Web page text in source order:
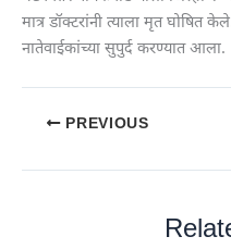
मात्र डॉक्टरांनी त्याला मृत
नातेवाईकांच्या सुपुर्द करण्यात आला.
PREVIOUS